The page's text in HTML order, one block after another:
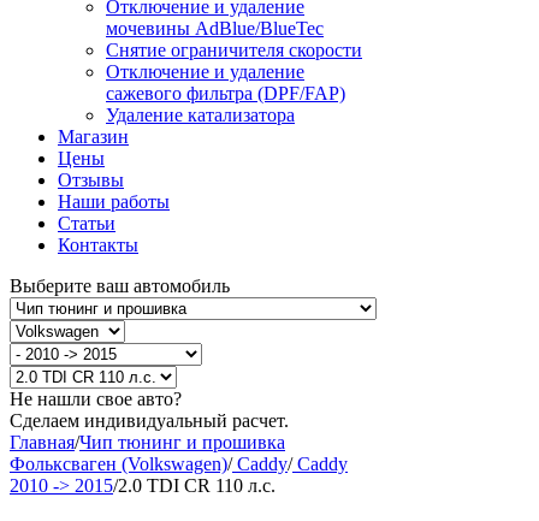
Отключение и удаление
мочевины AdBlue/BlueTec
Снятие ограничителя скорости
Отключение и удаление
сажевого фильтра (DPF/FAP)
Удаление катализатора
Магазин
Цены
Отзывы
Наши работы
Статьи
Контакты
Выберите ваш автомобиль
Не нашли свое авто?
Сделаем индивидуальный расчет.
Главная/Чип тюнинг и прошивка
Фольксваген (Volkswagen)/Caddy/Caddy
2010 -> 2015/2.0 TDI CR 110 л.с.